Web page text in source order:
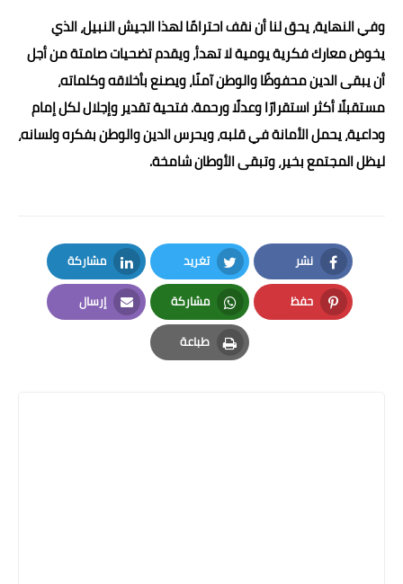
وفي النهاية، يحق لنا أن نقف احترامًا لهذا الجيش النبيل، الذي
يخوض معارك فكرية يومية لا تهدأ، ويقدم تضحيات صامتة من أجل
أن يبقى الدين محفوظًا والوطن آمنًا، ويصنع بأخلاقه وكلماته،
مستقبلًا أكثر استقرارًا وعدلًا ورحمة. فتحية تقدير وإجلال لكل إمام
وداعية، يحمل الأمانة في قلبه، ويحرس الدين والوطن بفكره ولسانه،
ليظل المجتمع بخير، وتبقى الأوطان شامخة.
نشر
Facebook
تغريد
Twitter
مشاركة
LinkedIn
حفظ
Pinterest
مشاركة
Whatsapp
إرسال
Email
طباعة
Print